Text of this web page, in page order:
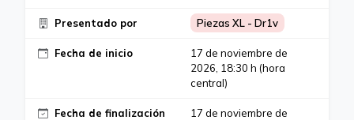
Presentado por Piezas XL - Dr1v
Fecha de inicio
17 de noviembre de
2026, 18:30 h (hora
central)
Fecha de finalización
17 de noviembre de